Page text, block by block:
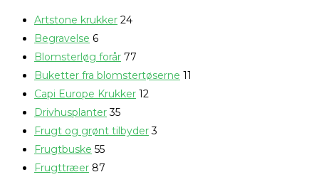
Artstone krukker 24
Begravelse 6
Blomsterløg forår 77
Buketter fra blomstertøserne 11
Capi Europe Krukker 12
Drivhusplanter 35
Frugt og grønt tilbyder 3
Frugtbuske 55
Frugttræer 87